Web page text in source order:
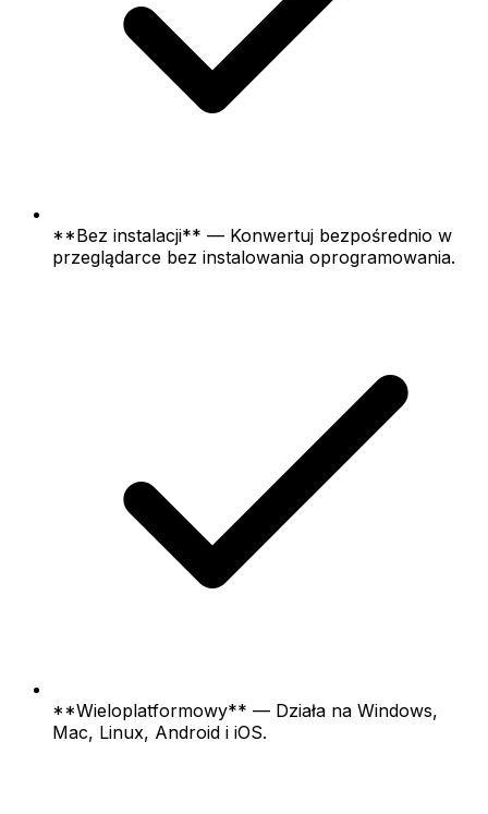
**Bez instalacji** — Konwertuj bezpośrednio w
przeglądarce bez instalowania oprogramowania.
**Wieloplatformowy** — Działa na Windows,
Mac, Linux, Android i iOS.